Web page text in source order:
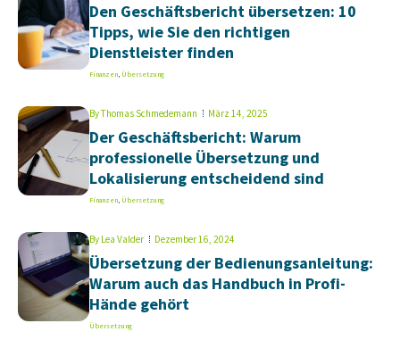
Den Geschäftsbericht übersetzen: 10
Tipps, wie Sie den richtigen
Dienstleister finden
Finanzen, Übersetzung
ByThomas Schmedemann März 14, 2025
Der Geschäftsbericht: Warum
professionelle Übersetzung und
Lokalisierung entscheidend sind
Finanzen, Übersetzung
By Lea Valder Dezember 16, 2024
Übersetzung der Bedienungsanleitung:
Warum auch das Handbuch in Profi-
Hände gehört
Übersetzung